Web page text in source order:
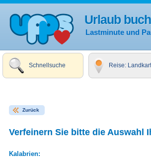
Urlaub
Lastminute und
Schnellsuche Reise:
Zurück
Verfeinern Sie bitte die Auswahl
Kalabrien: